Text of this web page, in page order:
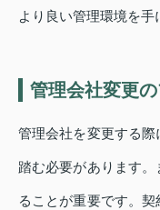
より良い管理環境を手
管理会社変更
管理会社を変更する
踏む必要があります
ることが重要です。